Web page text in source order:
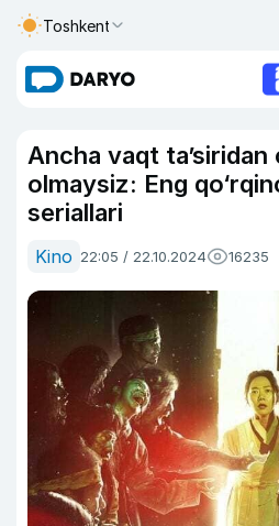
Toshkent
Ancha vaqt ta’siridan
olmaysiz: Eng
seriallari
Kino 22:05 / 22.10.2024 16235